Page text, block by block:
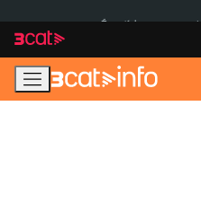
navegació
principal
contingut